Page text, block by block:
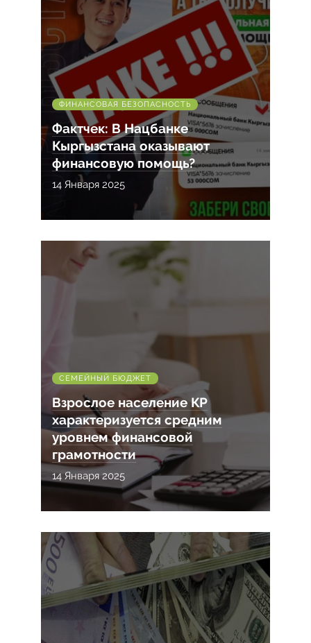
ФИНАНСОВАЯ БЕЗОПАСНОСТЬ
Фактчек: В Нацбанке
Кыргызстана оказывают
финансовую помощь?
14 Января 2025
СЕМЕЙНЫЙ БЮДЖЕТ
Взрослое население КР
характеризуется средним
уровнем финансовой
грамотности
14 Января 2025